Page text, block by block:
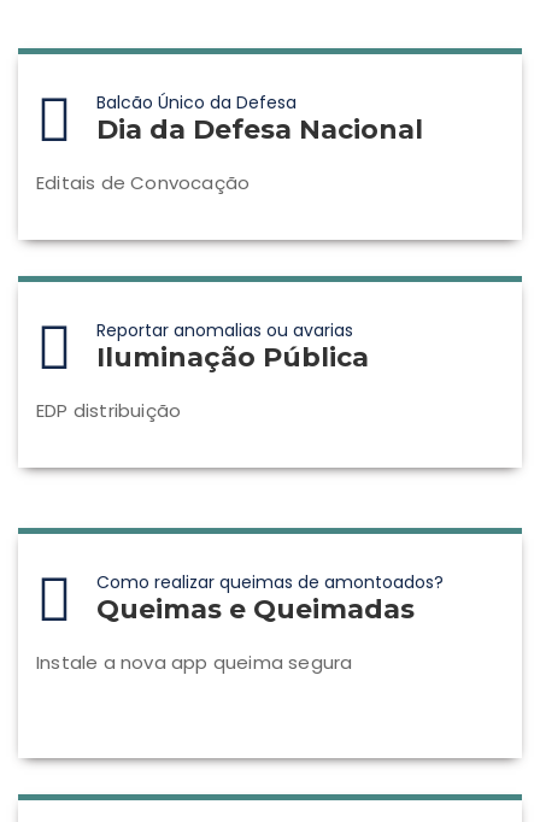
Balcão Único da Defesa
Dia da Defesa Nacional
Editais de Convocação
Reportar anomalias ou avarias
Iluminação Pública
EDP distribuição
Como realizar queimas de amontoados?
Queimas e Queimadas
Instale a nova app queima segura